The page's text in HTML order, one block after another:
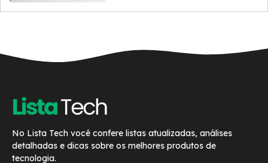
No Lista Tech você confere listas atualizadas, análises
detalhadas e dicas sobre os melhores produtos de
tecnologia.